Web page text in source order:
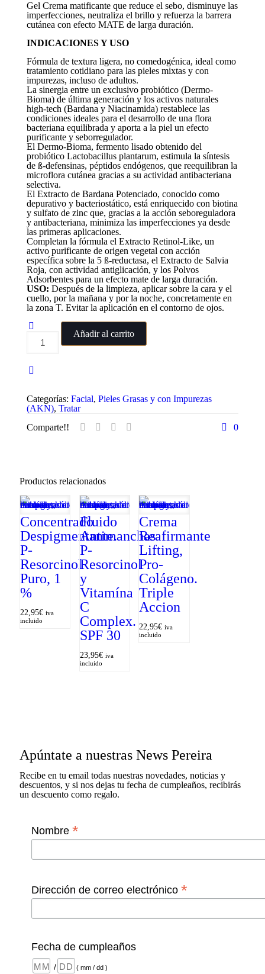
Gel Crema matificante que reduce el sebo, disminuye las
imperfecciones, neutraliza el brillo y refuerza la barrera
cutánea con efecto MATE de larga duración.
INDICACIONES Y USO
Fórmula de textura ligera, no comedogénica, ideal como
tratamiento cotidiano para las pieles mixtas y con
impurezas, incluso de adultos.
La sinergia entre un exclusivo probiótico (Dermo-
Bioma) de última generación y los activos naturales
high-tech (Bardana y Niacinamida) restablece las
condiciones ideales para el desarrollo de una flora
bacteriana equilibrada y aporta a la piel un efecto
purificante y seborregulador.
El Dermo-Bioma, fermento lisado obtenido del
probiótico Lactobacillus plantarum, estimula la síntesis
de ß-defensinas, péptidos endógenos, que reequilibran la
microflora cutánea gracias a su actividad antibacteriana
selectiva.
El Extracto de Bardana Potenciado, conocido como
depurativo y bacteriostático, está enriquecido con biotina
y sulfato de zinc que, gracias a la acción seboreguladora
y antibacteriana, minimiza las imperfecciones ya desde
las primeras aplicaciones.
Completan la fórmula el Extracto Retinol-Like, un
activo purificante de origen vegetal con acción
específica sobre la 5 ß-reductasa, el Extracto de Salvia
Roja, con actividad antiglicación, y los Polvos
Adsorbentes para un efecto mate de larga duración.
USO: Después de la limpieza, aplicar sobre la cara y el
cuello, por la mañana y por la noche, concretamente en
la zona T. Evitar la aplicación en el contorno de ojos.
Crema
y
cantidad
Añadir al carrito
Categorías: Facial, Pieles Grasas y con Impurezas
(AKN), Tratar
Comparte!!
0
Productos relacionados
Concentrado
Despigmentante.
P-
Resorcinol
Puro, 1
%
22,95€ iva
incluido
Fluido
Antimanchas
P-
Resorcinol
y
Vitamína
C
Complex.
SPF 30
23,95€ iva
incluido
Crema
Reafirmante
Lifting,
Pro-
Colágeno.
Triple
Accion
22,95€ iva
incluido
Apúntate a nuestras News Pereira
Recibe en tu email todas nuestras novedades, noticias y
descuentos, y si nos dejas tu fecha de cumpleaños, recibirás
un descuento como regalo.
Nombre *
Dirección de correo electrónico *
Fecha de cumpleaños
/ ( mm / dd )